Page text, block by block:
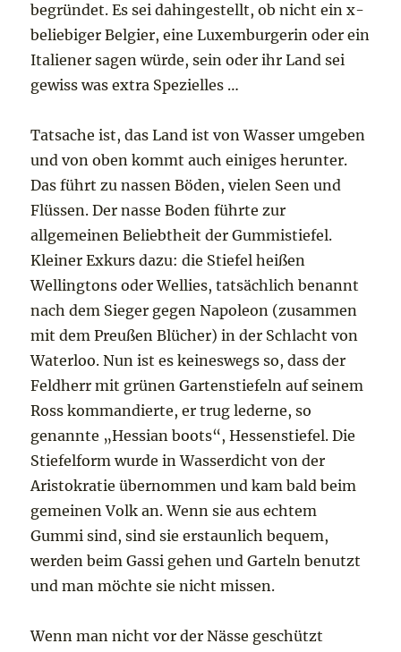
begründet. Es sei dahingestellt, ob nicht ein x-
beliebiger Belgier, eine Luxemburgerin oder ein
Italiener sagen würde, sein oder ihr Land sei
gewiss was extra Spezielles …
Tatsache ist, das Land ist von Wasser umgeben
und von oben kommt auch einiges herunter.
Das führt zu nassen Böden, vielen Seen und
Flüssen. Der nasse Boden führte zur
allgemeinen Beliebtheit der Gummistiefel.
Kleiner Exkurs dazu: die Stiefel heißen
Wellingtons oder Wellies, tatsächlich benannt
nach dem Sieger gegen Napoleon (zusammen
mit dem Preußen Blücher) in der Schlacht von
Waterloo. Nun ist es keineswegs so, dass der
Feldherr mit grünen Gartenstiefeln auf seinem
Ross kommandierte, er trug lederne, so
genannte „Hessian boots“, Hessenstiefel. Die
Stiefelform wurde in Wasserdicht von der
Aristokratie übernommen und kam bald beim
gemeinen Volk an. Wenn sie aus echtem
Gummi sind, sind sie erstaunlich bequem,
werden beim Gassi gehen und Garteln benutzt
und man möchte sie nicht missen.
Wenn man nicht vor der Nässe geschützt